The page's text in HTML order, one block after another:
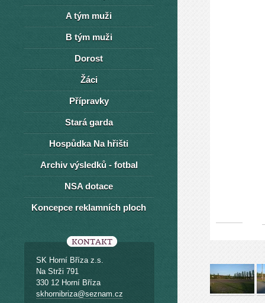
A tým muži
B tým muži
Dorost
Žáci
Přípravky
Stará garda
Hospůdka Na hřišti
Archiv výsledků - fotbal
NSA dotace
Koncepce reklamních ploch
KONTAKT
SK Horní Bříza z.s.
Na Strži 791
330 12 Horní Bříza
skhornibriza@seznam.cz